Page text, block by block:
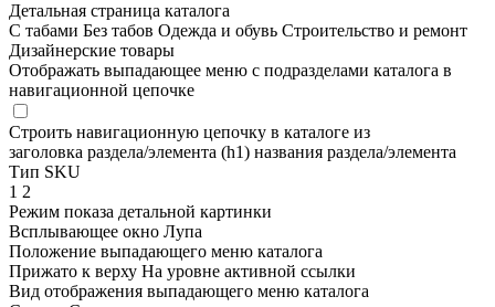
Детальная страница каталога
С табами Без табов Одежда и обувь Строительство и ремонт
Дизайнерские товары
Отображать выпадающее меню с подразделами каталога в
навигационной цепочке
Строить навигационную цепочку в каталоге из
заголовка раздела/элемента (h1) названия раздела/элемента
Тип SKU
1 2
Режим показа детальной картинки
Всплывающее окно Лупа
Положение выпадающего меню каталога
Прижато к верху На уровне активной ссылки
Вид отображения выпадающего меню каталога